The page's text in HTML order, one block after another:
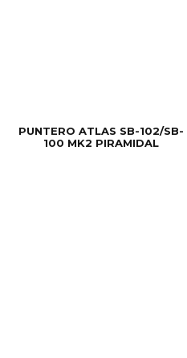
PUNTERO ATLAS SB-102/SB-
100 MK2 PIRAMIDAL